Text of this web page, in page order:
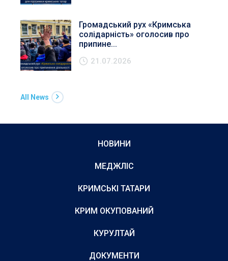
Громадський рух «Кримська
солідарність» оголосив про
припине...
21.07.2026
All News
НОВИНИ
МЕДЖЛІС
КРИМСЬКІ ТАТАРИ
КРИМ ОКУПОВАНИЙ
КУРУЛТАЙ
ДОКУМЕНТИ